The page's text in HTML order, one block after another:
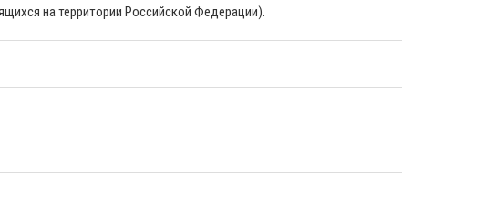
на территории Российской Федерации).